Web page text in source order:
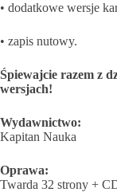
• dodatkowe wersje
• zapis nutowy.
Śpiewajcie razem z
wersjach!
Wydawnictwo:
Kapitan Nauka
Oprawa:
Twarda 32 strony +